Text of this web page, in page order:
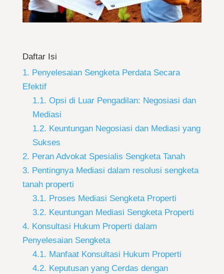
Daftar Isi
1. Penyelesaian Sengketa Perdata Secara
Efektif
1.1. Opsi di Luar Pengadilan: Negosiasi dan
Mediasi
1.2. Keuntungan Negosiasi dan Mediasi yang
Sukses
2. Peran Advokat Spesialis Sengketa Tanah
3. Pentingnya Mediasi dalam resolusi sengketa
tanah properti
3.1. Proses Mediasi Sengketa Properti
3.2. Keuntungan Mediasi Sengketa Properti
4. Konsultasi Hukum Properti dalam
Penyelesaian Sengketa
4.1. Manfaat Konsultasi Hukum Properti
4.2. Keputusan yang Cerdas dengan